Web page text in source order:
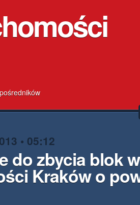
• 05:12
do zbycia blok w
Kraków o